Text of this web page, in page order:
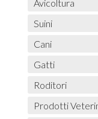
Avicoltura
Suini
Cani
Gatti
Roditori
Prodotti